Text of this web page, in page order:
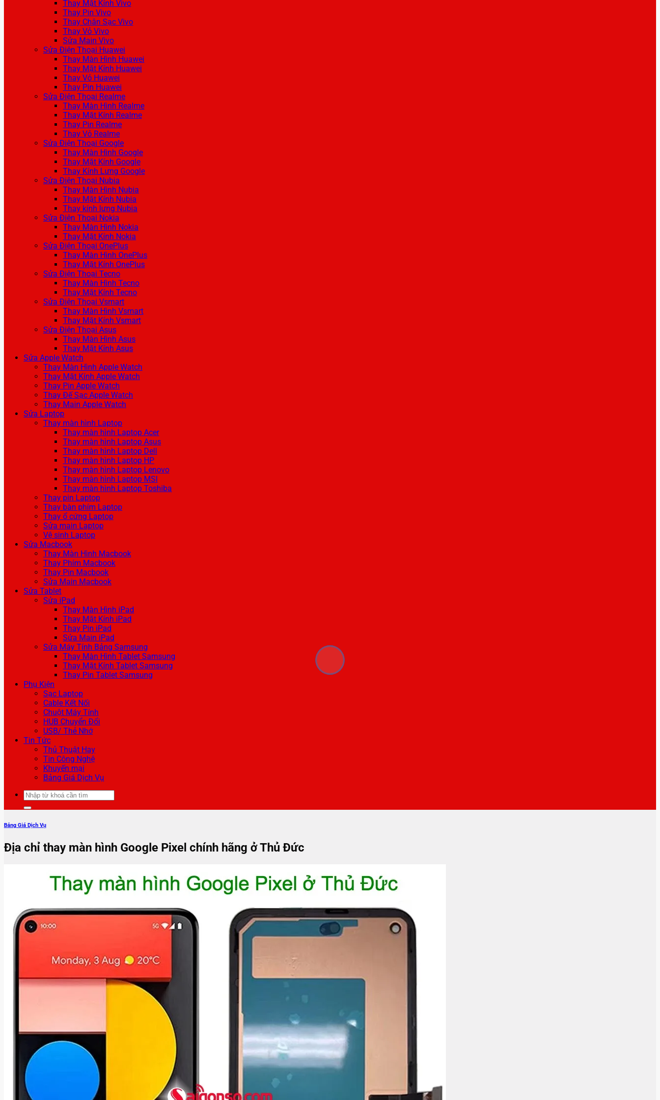
Thay Mặt Kính Vivo
Thay Pin Vivo
Thay Chân Sạc Vivo
Thay Vỏ Vivo
Sửa Main Vivo
Sửa Điện Thoại Huawei
Thay Màn Hình Huawei
Thay Mặt Kính Huawei
Thay Vỏ Huawei
Thay Pin Huawei
Sửa Điện Thoại Realme
Thay Màn Hình Realme
Thay Mặt Kính Realme
Thay Pin Realme
Thay Vỏ Realme
Sửa Điện Thoại Google
Thay Màn Hình Google
Thay Mặt Kính Google
Thay Kính Lưng Google
Sửa Điện Thoại Nubia
Thay Màn Hình Nubia
Thay Mặt Kính Nubia
Thay kính lưng Nubia
Sửa Điện Thoại Nokia
Thay Màn Hình Nokia
Thay Mặt Kính Nokia
Sửa Điện Thoại OnePlus
Thay Màn Hình OnePlus
Thay Mặt Kính OnePlus
Sửa Điện Thoại Tecno
Thay Màn Hình Tecno
Thay Mặt Kính Tecno
Sửa Điện Thoại Vsmart
Thay Màn Hình Vsmart
Thay Mặt Kính Vsmart
Sửa Điện Thoại Asus
Thay Màn Hình Asus
Thay Mặt Kính Asus
Sửa Apple Watch
Thay Màn Hình Apple Watch
Thay Mặt Kính Apple Watch
Thay Pin Apple Watch
Thay Đế Sạc Apple Watch
Thay Main Apple Watch
Sửa Laptop
Thay màn hình Laptop
Thay màn hình Laptop Acer
Thay màn hình Laptop Asus
Thay màn hình Laptop Dell
Thay màn hình Laptop HP
Thay màn hình Laptop Lenovo
Thay màn hình Laptop MSI
Thay màn hình Laptop Toshiba
Thay pin Laptop
Thay bàn phím Laptop
Thay ổ cứng Laptop
Sửa main Laptop
Vệ sinh Laptop
Sửa Macbook
Thay Màn Hình Macbook
Thay Phím Macbook
Thay Pin Macbook
Sửa Main Macbook
Sửa Tablet
Sửa iPad
Thay Màn Hình iPad
Thay Mặt Kính iPad
Thay Pin iPad
Sửa Main iPad
Sửa Máy Tính Bảng Samsung
Thay Màn Hình Tablet Samsung
Thay Mặt Kính Tablet Samsung
Thay Pin Tablet Samsung
Phụ Kiện
Sạc Laptop
Cable Kết Nối
Chuột Máy Tính
HUB Chuyển Đổi
USB/ Thẻ Nhớ
Tin Tức
Thủ Thuật Hay
Tin Công Nghệ
Khuyến mại
Bảng Giá Dịch Vụ
Tìm
kiếm:
Bảng Giá Dịch Vụ
Địa chỉ thay màn hình Google Pixel chính hãng ở Thủ Đức